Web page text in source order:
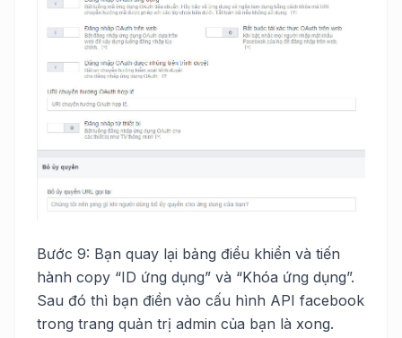
Bước 9: Bạn quay lại bảng điều khiển và tiến
hành copy “ID ứng dụng” và “Khóa ứng dụng”.
Sau đó thì bạn điền vào cấu hình API facebook
trong trang quản trị admin của bạn là xong.